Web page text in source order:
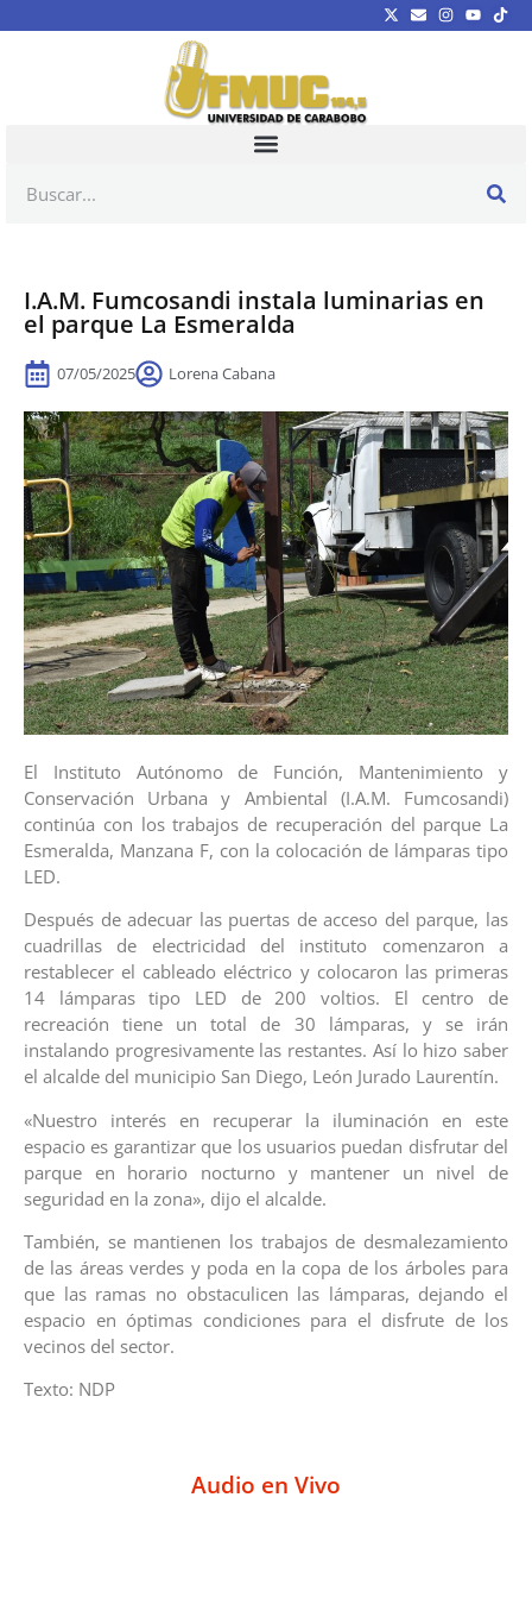
I.A.M. Fumcosandi instala luminarias en
el parque La Esmeralda
07/05/2025 Lorena Cabana
El Instituto Autónomo de Función, Mantenimiento y
Conservación Urbana y Ambiental (I.A.M. Fumcosandi)
continúa con los trabajos de recuperación del parque La
Esmeralda, Manzana F, con la colocación de lámparas tipo
LED.
Después de adecuar las puertas de acceso del parque, las
cuadrillas de electricidad del instituto comenzaron a
restablecer el cableado eléctrico y colocaron las primeras
14 lámparas tipo LED de 200 voltios. El centro de
recreación tiene un total de 30 lámparas, y se irán
instalando progresivamente las restantes. Así lo hizo saber
el alcalde del municipio San Diego, León Jurado Laurentín.
«Nuestro interés en recuperar la iluminación en este
espacio es garantizar que los usuarios puedan disfrutar del
parque en horario nocturno y mantener un nivel de
seguridad en la zona», dijo el alcalde.
También, se mantienen los trabajos de desmalezamiento
de las áreas verdes y poda en la copa de los árboles para
que las ramas no obstaculicen las lámparas, dejando el
espacio en óptimas condiciones para el disfrute de los
vecinos del sector.
Texto: NDP
Audio en Vivo